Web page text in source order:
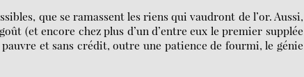
que se ramassent les riens qui vaudront de l’or. Aussi,
(et encore chez plus d’un d’entre eux le premier supplée
et sans crédit, outre une patience de fourmi, le génie